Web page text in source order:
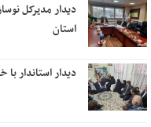
دیدار مدیرکل
استان
دیدار استاندار